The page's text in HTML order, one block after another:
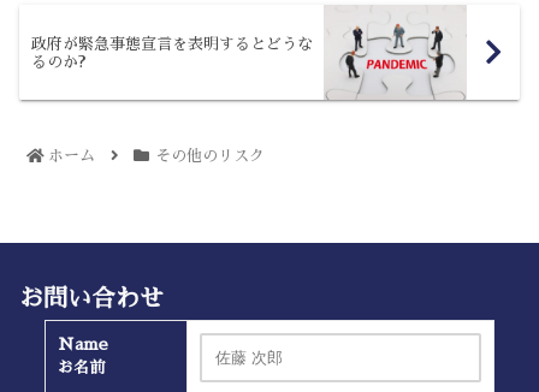
政府が緊急事態宣言を表明するとどうな
るのか?
ホーム その他のリスク
お問い合わせ
Name
お名前